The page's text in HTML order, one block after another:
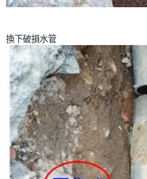
換下破損水管